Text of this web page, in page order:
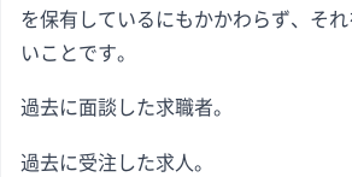
を保有しているにもかかわらず、そ
いことです。
過去に面談した求職者。
過去に受注した求人。